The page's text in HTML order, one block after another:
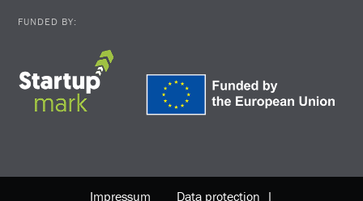
FUNDED BY:
Impressum Data protection |